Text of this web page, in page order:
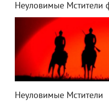
Неуловимые Мстители
Неуловимые Мстители